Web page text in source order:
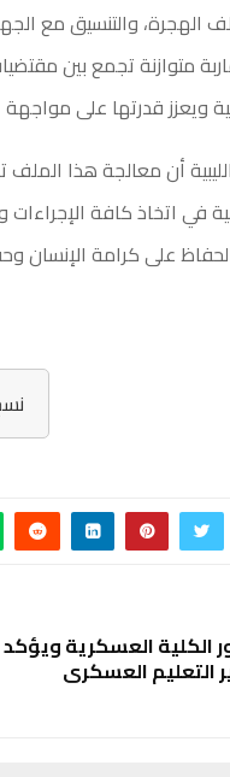
الهجرة، والتنسيق مع
متوازنة تجمع بين
ويعزز قدرتها على
أن معالجة هذا
في اتخاذ كافة الإجراءات
على كرامة الإنسان
الكلية العسكرية ويؤكد
التعليم العسكري